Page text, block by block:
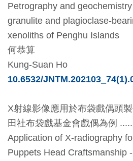
藏
研
究
便
民
務
政
府
Petrography and
granulite and plagioclase-
xenoliths of Penghu Islands
何恭算
Kung-Suan Ho
10.6532/
X射線影像應用於布袋戲偶頭
田社布袋戲基金會戲偶為例
Application of X-radiography
Puppets Head Craftsmanship